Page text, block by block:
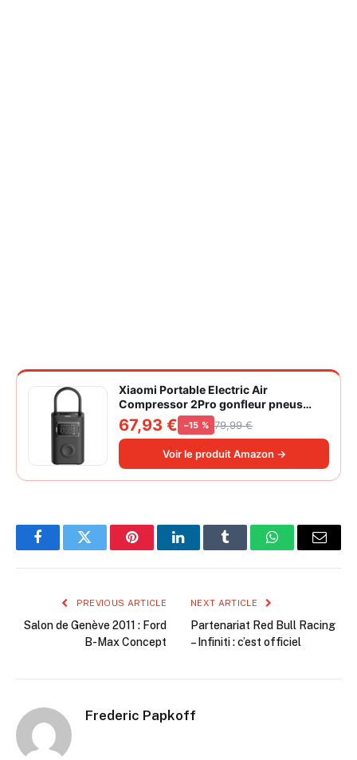
Xiaomi Portable Electric Air
Compressor 2Pro gonfleur pneus
voiture | ±1PSI Contrôle pression
pneus, 45s gonflage rapide, batterie
longue durée, avec éclairage, grand
cylindre à air 27 mm
67,93 € −15 % 79,99 €
Voir le produit Amazon →
FacebookTwitter PinterestLinkedInTumblr WhatsAppEmail
PREVIOUS ARTICLE
Salon de Genève 2011 : Ford
B-Max Concept
NEXT ARTICLE
Partenariat Red Bull Racing
– Infiniti : c’est officiel
Frederic Papkoff